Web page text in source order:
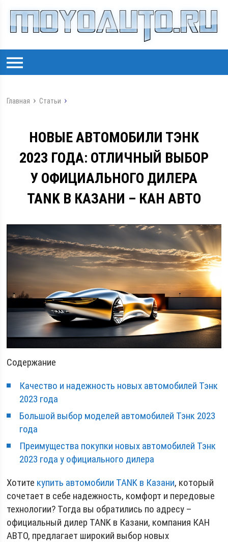
Главная Статьи
НОВЫЕ АВТОМОБИЛИ ТЭНК
2023 ГОДА: ОТЛИЧНЫЙ ВЫБОР
У ОФИЦИАЛЬНОГО ДИЛЕРА
TANK В КАЗАНИ – КАН АВТО
Содержание
Качество и надежность новых автомобилей Тэнк
2023 года
Большой выбор моделей автомобилей Тэнк 2023
года
Преимущества покупки новых автомобилей Тэнк
2023 года у официального дилера
Хотите купить автомобили TANK в Казани, который
сочетает в себе надежность, комфорт и передовые
технологии? Тогда вы обратились по адресу –
официальный дилер TANK в Казани, компания КАН
АВТО, предлагает широкий выбор новых